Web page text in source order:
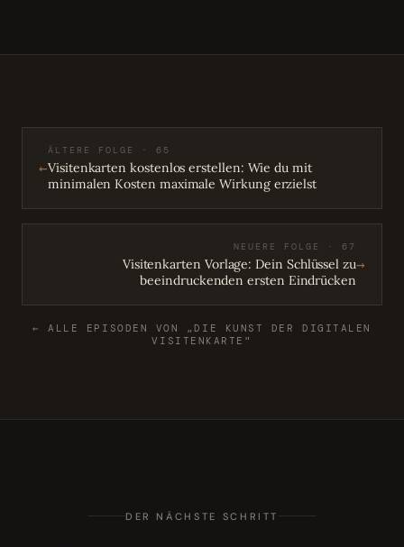
←
ÄLTERE FOLGE · 65
Visitenkarten kostenlos erstellen: Wie du mit
minimalen Kosten maximale Wirkung erzielst
NEUERE FOLGE · 67
Visitenkarten Vorlage: Dein Schlüssel zu
beeindruckenden ersten Eindrücken
→
← ALLE EPISODEN VON „DIE KUNST DER DIGITALEN
VISITENKARTE"
DER NÄCHSTE SCHRITT